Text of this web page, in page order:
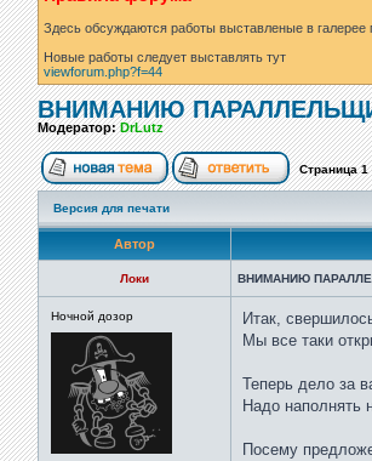
Здесь обсуждаются работы выставленые в галерее
Новые работы следует выставлять тут
viewforum.php?f=44
ВНИМАНИЮ
Модератор:DrLutz
Страница1
Версия для печати
Автор
Локи ВНИМАНИЮ
Ночной дозор
Итак,
Мы все таки
Теперь дело за
Надо наполнять
Посему